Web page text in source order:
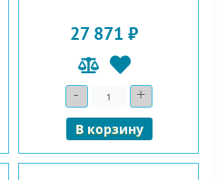
27 871 ₽
- Количество+
В корзину